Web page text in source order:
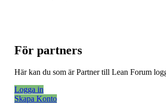
För partners
Här kan du som är Partner till Lean Forum
Logga in
Skapa Konto